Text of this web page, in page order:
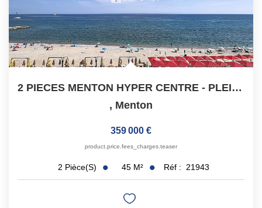
2 PIECES MENTON HYPER CENTRE - PLEINE VUE MER - CAVE
, Menton
359 000 €
product.price.fees_charges.teaser
2 Pièce(s) 45 M² Réf : 21943